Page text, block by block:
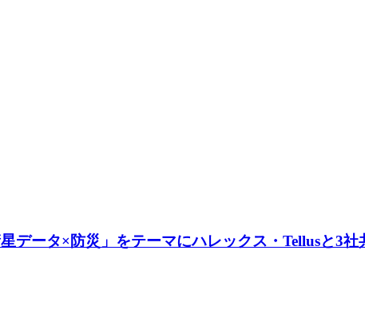
データ×防災」をテーマにハレックス・Tellusと3社